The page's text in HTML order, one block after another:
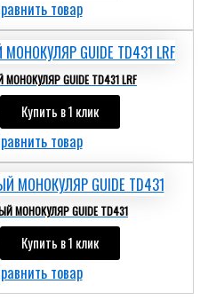
товар
GUIDE TD431 LRF
Купить в 1 клик
товар
МОНОКУЛЯР GUIDE TD431
Купить в 1 клик
товар